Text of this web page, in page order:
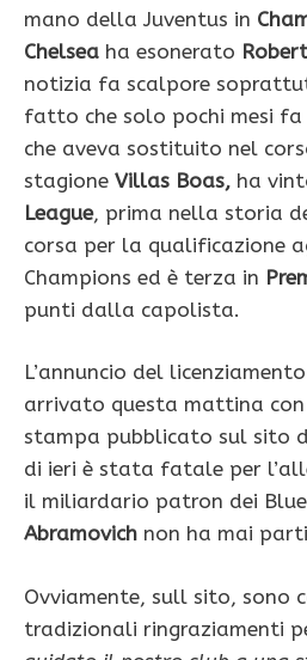
mano della Juventus in
Chelsea ha esonerato
notizia fa scalpore
fatto che solo pochi mesi
che aveva sostituito nel
stagione Villas Boas, ha
League, prima nella storia
corsa per la qualificazione
Champions ed è terza in
punti dalla capolista.
L’annuncio del
arrivato questa mattina
stampa pubblicato sul sito
di ieri è stata fatale per
il miliardario patron dei
Abramovich non ha mai
Ovviamente, sull sito, sono
tradizionali ringraziamenti